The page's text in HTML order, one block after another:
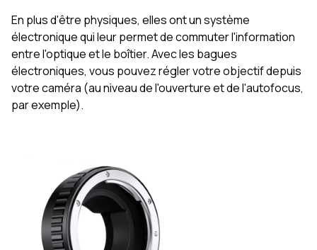
En plus d'être physiques, elles ont un système
électronique qui leur permet de commuter l'information
entre l'optique et le boîtier. Avec les bagues
électroniques, vous pouvez régler votre objectif depuis
votre caméra (au niveau de l'ouverture et de l'autofocus,
par exemple).